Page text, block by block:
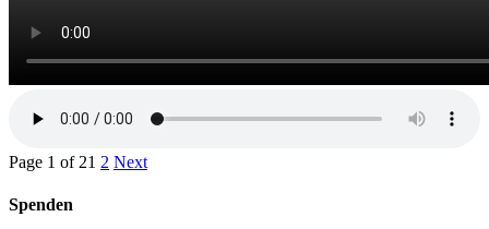
Page 1 of 21 2 Next
Spenden